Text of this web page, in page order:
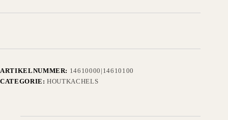
ARTIKELNUMMER: 14610000|14610100
CATEGORIE:HOUTKACHELS